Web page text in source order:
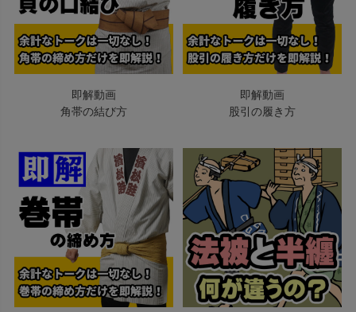
即解動画
角帯の結び方
即解動画
股引の履き方